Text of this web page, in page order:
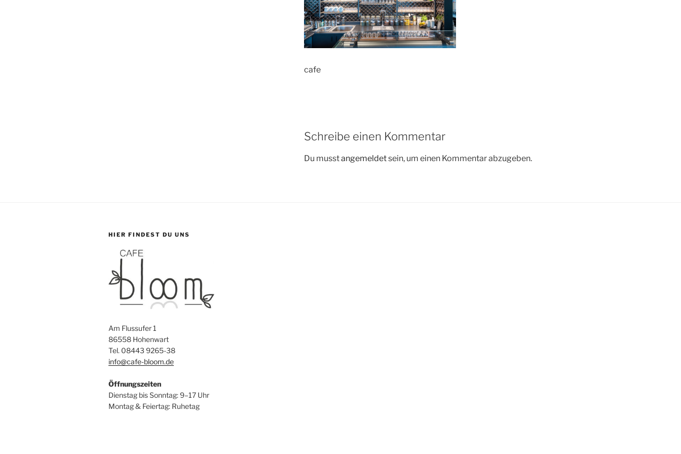
cafe
Schreibe einen Kommentar
Du musstangemeldetsein, um einen Kommentar abzugeben.
HIER FINDEST DU UNS
Am Flussufer 1
86558 Hohenwart
Tel. 08443 9265-38
info@cafe-bloom.de
Öffnungszeiten
Dienstag bis Sonntag: 9–17 Uhr
Montag & Feiertag: Ruhetag